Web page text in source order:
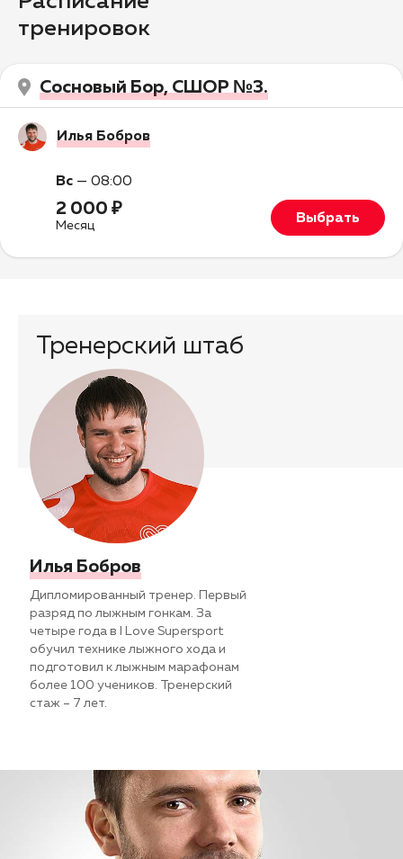
тренировок
Сосновый Бор, СШОР №3.
Илья Бобров
Вс — 08:00
2 000 ₽
Месяц Выбрать
Тренерский штаб
Илья Бобров
Дипломированный тренер. Первый
разряд по лыжным гонкам. За
четыре года в I Love Supersport
обучил технике лыжного хода и
подготовил к лыжным марафонам
более 100 учеников. Тренерский
стаж – 7 лет.